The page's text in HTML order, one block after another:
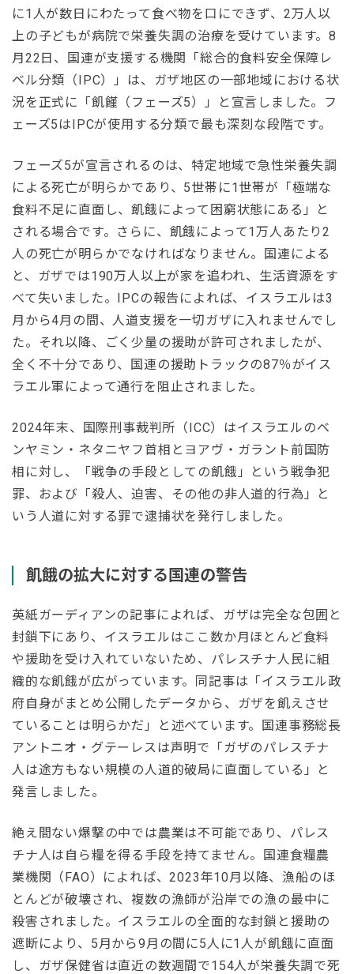
に1人が数日にわたって食べ物を口にできず、2万人以
上の子どもが病院で栄養失調の治療を受けています。8
月22日、国連が支援する機関「総合的食料安全保障レ
ベル分類（IPC）」は、ガザ地区の一部地域における状
況を正式に「飢饉（フェーズ5）」と宣言しました。フ
ェーズ5はIPCが使用する分類で最も深刻な段階です。
フェーズ5が宣言されるのは、特定地域で急性栄養失調
による死亡が明らかであり、5世帯に1世帯が「極端な
食料不足に直面し、飢餓によって困窮状態にある」と
される場合です。さらに、飢餓によって1万人あたり2
人の死亡が明らかでなければなりません。国連による
と、ガザでは190万人以上が家を追われ、生活資源をす
べて失いました。IPCの報告によれば、イスラエルは3
月から4月の間、人道支援を一切ガザに入れませんでし
た。それ以降、ごく少量の援助が許可されましたが、
全く不十分であり、国連の援助トラックの87％がイス
ラエル軍によって通行を阻止されました。
2024年末、国際刑事裁判所（ICC）はイスラエルのベ
ンヤミン・ネタニヤフ首相とヨアヴ・ガラント前国防
相に対し、「戦争の手段としての飢餓」という戦争犯
罪、および「殺人、迫害、その他の非人道的行為」と
いう人道に対する罪で逮捕状を発行しました。
飢餓の拡大に対する国連の警告
英紙ガーディアンの記事によれば、ガザは完全な包囲と
封鎖下にあり、イスラエルはここ数か月ほとんど食料
や援助を受け入れていないため、パレスチナ人民に組
織的な飢餓が広がっています。同記事は「イスラエル政
府自身がまとめ公開したデータから、ガザを飢えさせ
ていることは明らかだ」と述べています。国連事務総長
アントニオ・グテーレスは声明で「ガザのパレスチナ
人は途方もない規模の人道的破局に直面している」と
発言しました。
絶え間ない爆撃の中では農業は不可能であり、パレス
チナ人は自ら糧を得る手段を持てません。国連食糧農
業機関（FAO）によれば、2023年10月以降、漁船のほ
とんどが破壊され、複数の漁師が沿岸での漁の最中に
殺害されました。イスラエルの全面的な封鎖と援助の
遮断により、5月から9月の間に5人に1人が飢餓に直面
し、ガザ保健省は直近の数週間で154人が栄養失調で死